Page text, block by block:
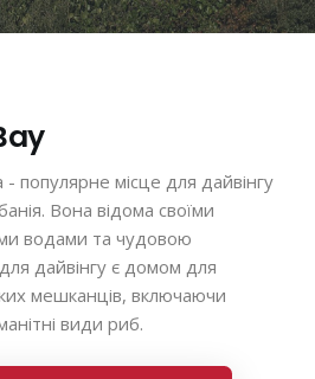
популярне місце для дайвінгу
Вона відома своїми
водами та чудовою
дайвінгу є домом для
мешканців, включаючи
види риб.